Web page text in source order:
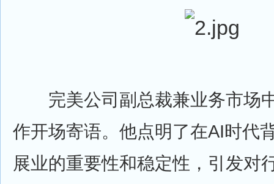
完美公司副总裁兼业务市场
作开场寄语。他点明了在AI时代
展业的重要性和稳定性，引发对